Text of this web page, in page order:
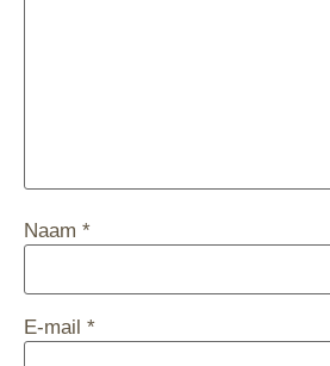
Naam *
E-mail *